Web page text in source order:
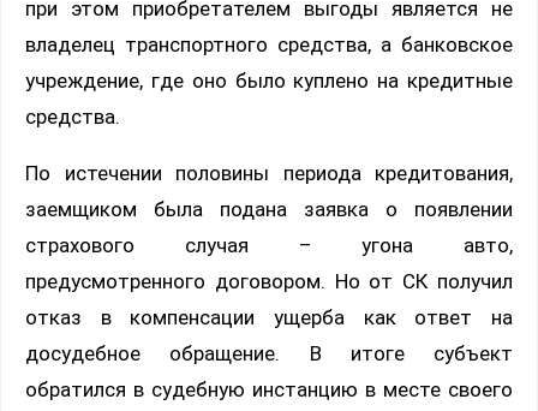
при этом приобретателем выгоды является не
владелец транспортного средства, а банковское
учреждение, где оно было куплено на кредитные
средства.
По истечении половины периода кредитования,
заемщиком была подана заявка о появлении
страхового случая – угона авто,
предусмотренного договором. Но от СК получил
отказ в компенсации ущерба как ответ на
досудебное обращение. В итоге субъект
обратился в судебную инстанцию в месте своего